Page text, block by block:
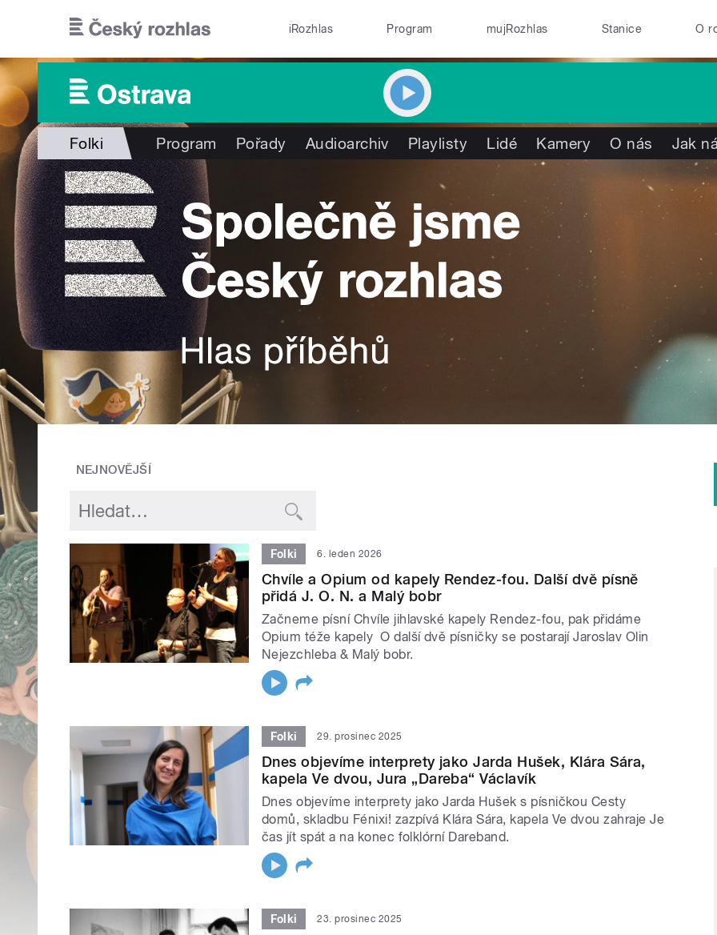
iRozhlas Program mujRozhlas Stanice O
Folki Program Pořady Audioarchiv Playlisty Lidé Kamery O nás Jak
NEJNOVĚJŠÍ
Folki 6. leden 2026
Chvíle a Opium od kapely Rendez-fou. Další dvě písně
přidá J. O. N. a Malý bobr
Začneme písní Chvíle jihlavské kapely Rendez-fou, pak přidáme
Opium téže kapely O další dvě písničky se postarají Jaroslav Olin
Nejezchleba & Malý bobr.
Folki 29. prosinec 2025
Dnes objevíme interprety jako Jarda Hušek, Klára Sára,
kapela Ve dvou, Jura „Dareba“ Václavík
Dnes objevíme interprety jako Jarda Hušek s písničkou Cesty
domů, skladbu Fénixi! zazpívá Klára Sára, kapela Ve dvou zahraje Je
čas jít spát a na konec folklórní Dareband.
Folki 23. prosinec 2025